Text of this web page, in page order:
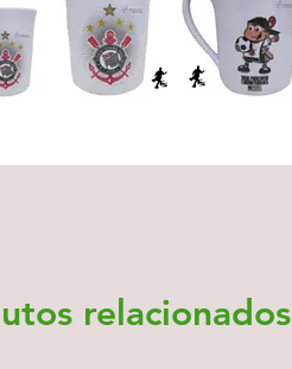
relacionados